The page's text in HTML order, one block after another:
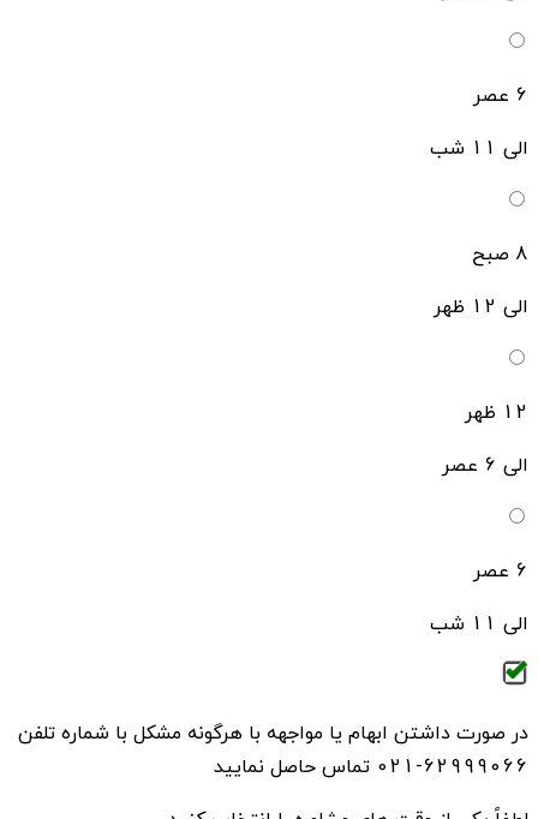
6 عصر
الی 11 شب
8 صبح
الی 12 ظهر
12 ظهر
الی 6 عصر
6 عصر
الی 11 شب
در صورت داشتن ابهام یا مواجهه با هرگونه مشکل با شماره تلفن
62999066-021 تماس حاصل نمایید